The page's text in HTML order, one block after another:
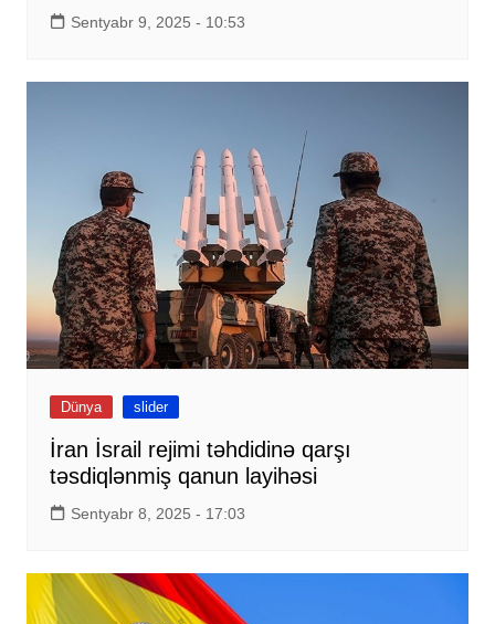
Sentyabr 9, 2025 - 10:53
Dünya slider
İran İsrail rejimi təhdidinə qarşı
təsdiqlənmiş qanun layihəsi
Sentyabr 8, 2025 - 17:03